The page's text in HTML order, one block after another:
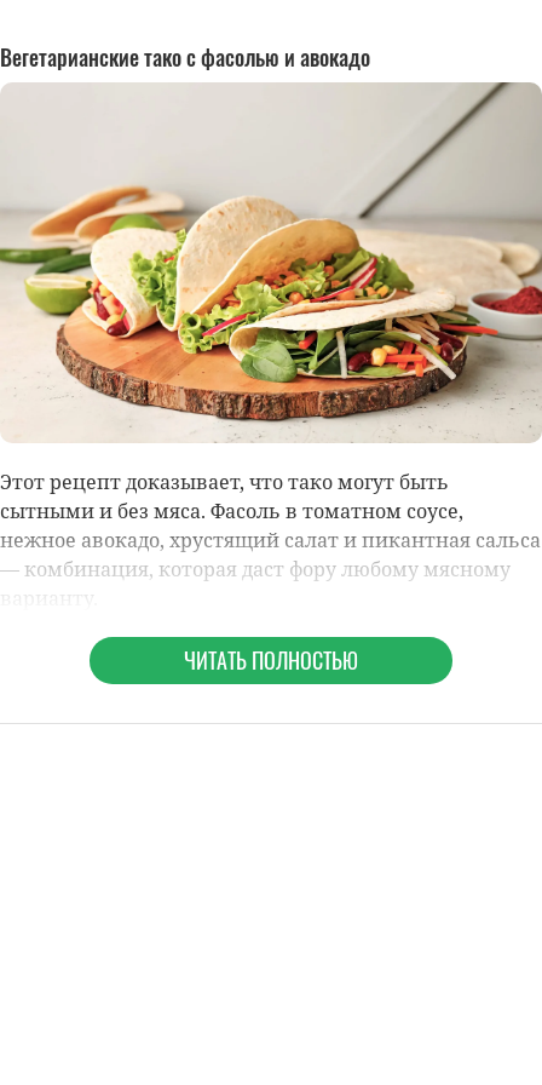
Вегетарианские тако с фасолью и авокадо
Этот рецепт доказывает, что тако могут быть
сытными и без мяса. Фасоль в томатном соусе,
нежное авокадо, хрустящий салат и пикантная сальса
— комбинация, которая даст фору любому мясному
ЧИТАТЬ ПОЛНОСТЬЮ